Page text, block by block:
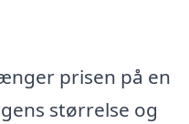
prisen på en
størrelse og